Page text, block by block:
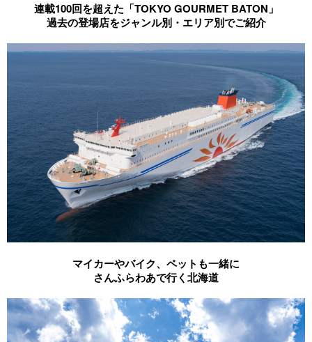
連載100回を超えた「TOKYO GOURMET BATON」
過去の登場店をジャンル別・エリア別でご紹介
マイカーやバイク、ペットも一緒に
さんふらわあで行く北海道